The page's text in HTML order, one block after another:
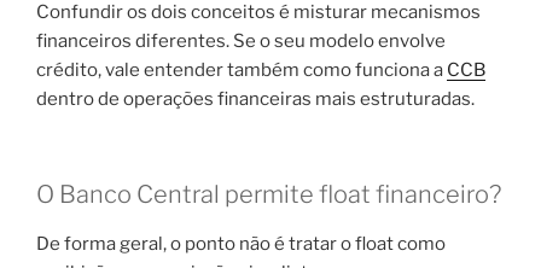
Confundir os dois conceitos é misturar mecanismos
financeiros diferentes. Se o seu modelo envolve
crédito, vale entender também como funciona a CCB
dentro de operações financeiras mais estruturadas.
O Banco Central permite float financeiro?
De forma geral, o ponto não é tratar o float como